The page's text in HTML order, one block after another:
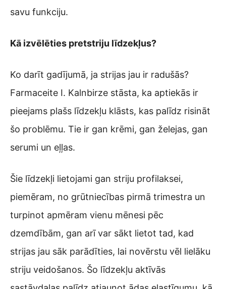
savu funkciju.
Kā izvēlēties pretstriju līdzekļus?
Ko darīt gadījumā, ja strijas jau ir radušās?
Farmaceite I. Kalnbirze stāsta, ka aptiekās ir
pieejams plašs līdzekļu klāsts, kas palīdz risināt
šo problēmu. Tie ir gan krēmi, gan želejas, gan
serumi un eļļas.
Šie līdzekļi lietojami gan striju profilaksei,
piemēram, no grūtniecības pirmā trimestra un
turpinot apmēram vienu mēnesi pēc
dzemdībām, gan arī var sākt lietot tad, kad
strijas jau sāk parādīties, lai novērstu vēl lielāku
striju veidošanos. Šo līdzekļu aktīvās